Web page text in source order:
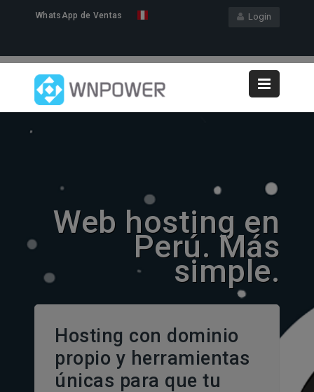
Login
WhatsApp de Ventas
Web hosting en
Perú. Más
simple.
Hosting con dominio
propio y herramientas
únicas para que tu